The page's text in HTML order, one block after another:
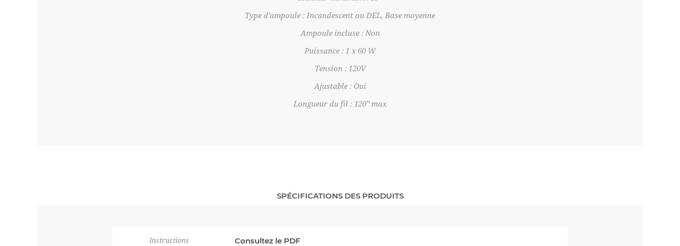
Type d'ampoule : Incandescent ou DEL, Base moyenne
Ampoule incluse : Non
Puissance : 1 x 60 W
Tension : 120V
Ajustable : Oui
Longueur du fil : 120" max
SPÉCIFICATIONS DES PRODUITS
Instructions Consultez le PDF